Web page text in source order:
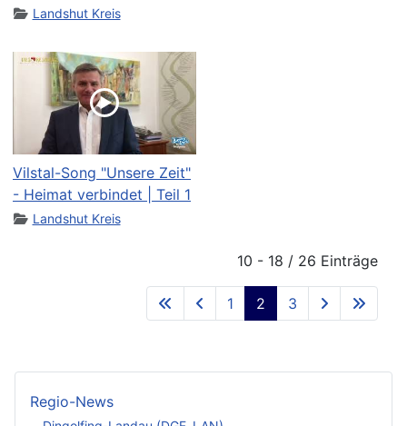
Landshut Kreis
Vilstal-Song "Unsere Zeit"
- Heimat verbindet | Teil 1
Landshut Kreis
10 - 18 / 26 Einträge
1 2 3
Regio-News